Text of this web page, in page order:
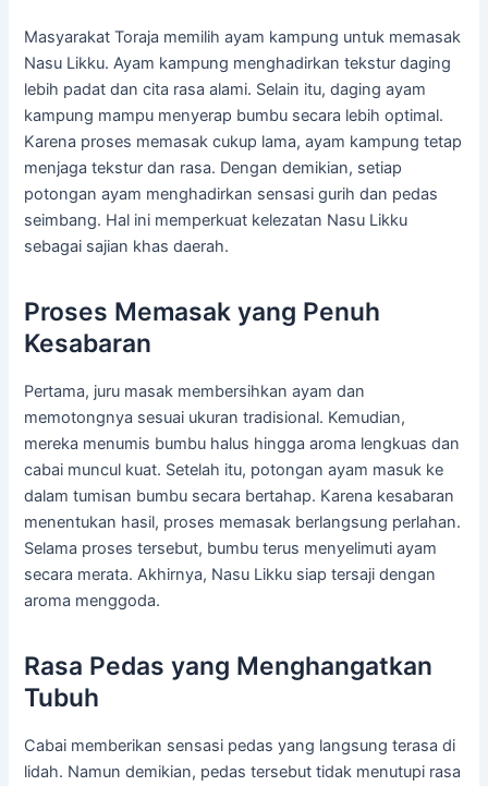
Masyarakat Toraja memilih ayam kampung untuk memasak
Nasu Likku. Ayam kampung menghadirkan tekstur daging
lebih padat dan cita rasa alami. Selain itu, daging ayam
kampung mampu menyerap bumbu secara lebih optimal.
Karena proses memasak cukup lama, ayam kampung tetap
menjaga tekstur dan rasa. Dengan demikian, setiap
potongan ayam menghadirkan sensasi gurih dan pedas
seimbang. Hal ini memperkuat kelezatan Nasu Likku
sebagai sajian khas daerah.
Proses Memasak yang Penuh
Kesabaran
Pertama, juru masak membersihkan ayam dan
memotongnya sesuai ukuran tradisional. Kemudian,
mereka menumis bumbu halus hingga aroma lengkuas dan
cabai muncul kuat. Setelah itu, potongan ayam masuk ke
dalam tumisan bumbu secara bertahap. Karena kesabaran
menentukan hasil, proses memasak berlangsung perlahan.
Selama proses tersebut, bumbu terus menyelimuti ayam
secara merata. Akhirnya, Nasu Likku siap tersaji dengan
aroma menggoda.
Rasa Pedas yang Menghangatkan
Tubuh
Cabai memberikan sensasi pedas yang langsung terasa di
lidah. Namun demikian, pedas tersebut tidak menutupi rasa